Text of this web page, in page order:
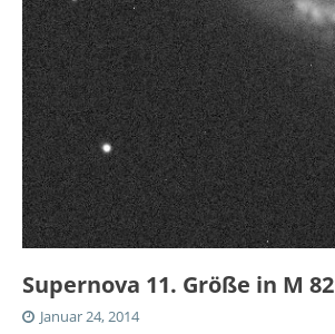
Supernova 11. Größe in M 82
Januar 24, 2014